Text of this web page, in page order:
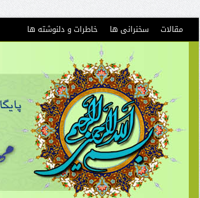
مقالات سخنرانی ها خاطرات و دلنوشته ها